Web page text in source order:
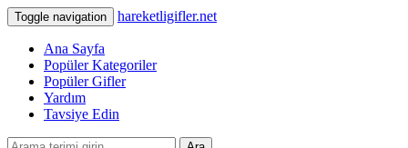
Toggle navigation hareketligifler.net
Ana Sayfa
Popüler Kategoriler
Popüler Gifler
Yardım
Tavsiye Edin